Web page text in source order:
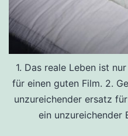
1. Das reale Leben ist
für einen guten Film. 2.
unzureichender ersatz
ein unzureichender